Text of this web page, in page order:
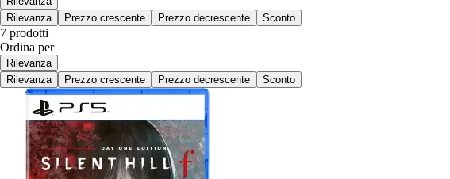
Rilevanza
Prezzo crescente Prezzo decrescente Sconto
7 prodotti
Ordina per
Rilevanza
Rilevanza
Prezzo crescente Prezzo decrescente Sconto